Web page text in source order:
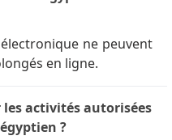
ne peuvent
en ligne.
activités autorisées
?